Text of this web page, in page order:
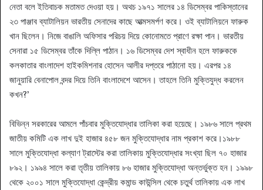
নেতা বলে ইতিবাচক মতামত দেওয়া হয়। অথচ ১৯৭১ সালের ১৪ ডিসেম্বর পাকিস্তানের
২৩ পাঞ্জাব ব্যাটালিয়ন ভারতীয় সেনাদের কাছে আত্মসমর্পণ করে। ওই ব্যাটালিয়নে ফারুক
খান ছিলেন। নিজে বাঙালি অফিসার পরিচয় দিয়ে কোনোমতে প্রাণে রক্ষা পান। ভারতীয়
সেনারা ১৫ ডিসেম্বর তাঁকে দিল্লি পাঠান। ১৬ ডিসেম্বর দেশ স্বাধীন হলে ফারুককে
কলকাতার বাংলাদেশ হাইকমিশনার হোসেন আলীর দপ্তরে পাঠানো হয়। এরপর ১৪
জানুয়ারি বেনাপোল বন্দর দিয়ে তিনি বাংলাদেশে আসেন। তাহলে তিনি মুক্তিযুদ্ধ করলেন
কখন?’
বিভিন্ন সরকারের আমলে পাঁচবার মুক্তিযোদ্ধার তালিকা করা হয়েছে। ১৯৮৬ সালে প্রথম
জাতীয় কমিটি এক লাখ দুই হাজার ৪৫৮ জন মুক্তিযোদ্ধার নাম প্রকাশ করে।১৯৮৮
সালে মুক্তিযোদ্ধা কল্যাণ ট্রাস্টের করা তালিকায় মুক্তিযোদ্ধার সংখ্যা ছিল ৭০ হাজার
৮৯২। ১৯৯৪ সালে করা তৃতীয় তালিকায় ৮৬ হাজার মুক্তিযোদ্ধা অন্তর্ভুক্ত হন। ১৯৯৮
থেকে ২০০১ সালে মুক্তিযোদ্ধা কেন্দ্রীয় কমান্ড কাউন্সিল থেকে চতুর্থ তালিকায় এক লাখ